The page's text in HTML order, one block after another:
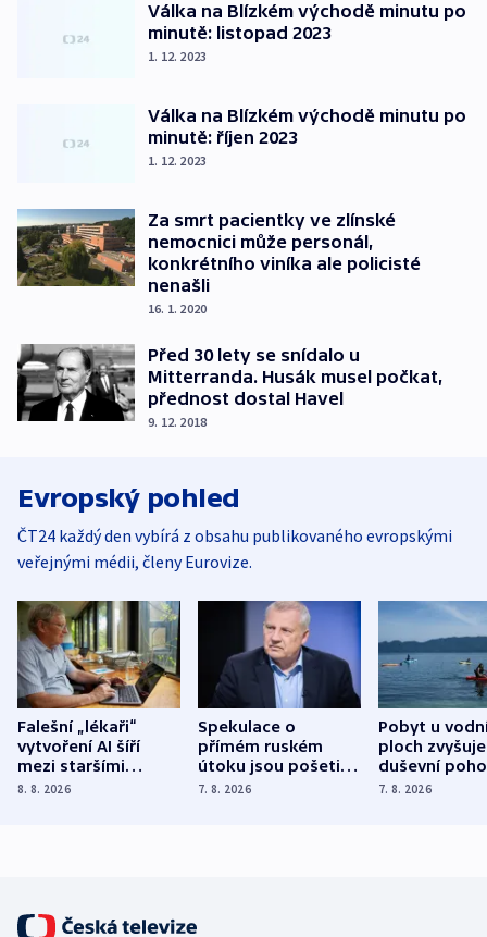
Válka na Blízkém východě minutu po
minutě: listopad 2023
1. 12. 2023
Válka na Blízkém východě minutu po
minutě: říjen 2023
1. 12. 2023
Za smrt pacientky ve zlínské
nemocnici může personál,
konkrétního viníka ale policisté
nenašli
16. 1. 2020
Před 30 lety se snídalo u
Mitterranda. Husák musel počkat,
přednost dostal Havel
9. 12. 2018
Evropský pohled
ČT24 každý den vybírá z obsahu publikovaného evropskými
veřejnými médii, členy Eurovize.
Falešní „lékaři“
vytvoření AI šíří
mezi staršími
Poláky nebezpečné
8. 8. 2026
Spekulace o
přímém ruském
útoku jsou pošetilé,
míní estonský
7. 8. 2026
Pobyt u
ploch zvyšuje
duševní
ukázala
7. 8. 2026